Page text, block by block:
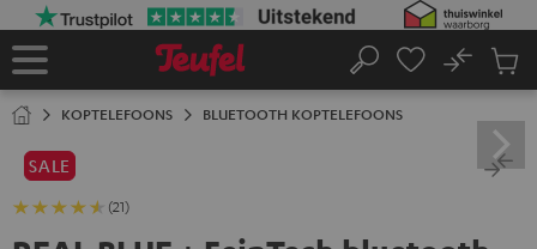
Home
Zoeken
No
KOPTELEFOONS BLUETOOTH KOPTELEFOONS
SALE
(21)